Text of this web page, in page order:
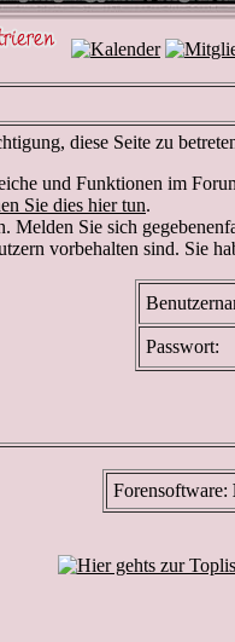
diese Seite zu
und Funktionen im
Sie dies hier tun.
Melden Sie sich
vorbehalten sind. Sie
Passwort:
Forensoftware: